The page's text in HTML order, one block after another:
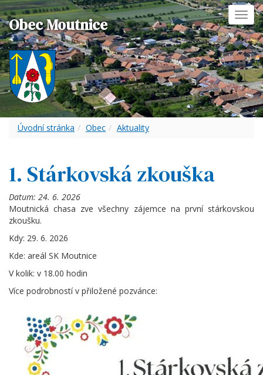
Obec Moutnice
Úvodní stránka Obec Aktuality
1. Stárkovská zkouška
Datum: 24. 6. 2026
Moutnická chasa zve všechny zájemce na první stárkovskou
zkoušku.
Kdy: 29. 6. 2026
Kde: areál SK Moutnice
V kolik: v 18.00 hodin
Více podrobností v přiložené pozvánce: